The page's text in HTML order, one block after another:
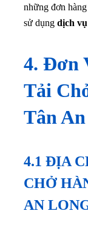
những đơn
sử dụng dịch
4. Đơn
Tải
Tân
4.1 ĐỊA
CHỞ
AN